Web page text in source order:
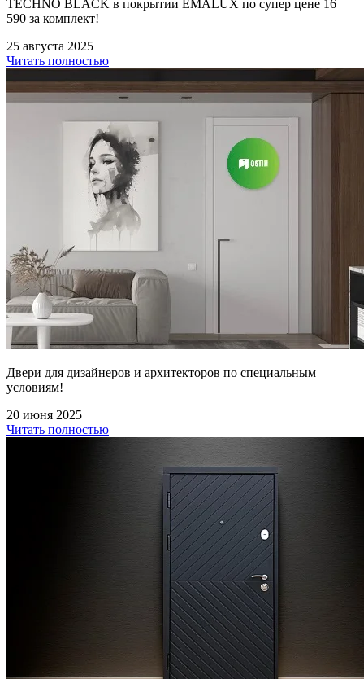
TECHNO BLACK в покрытии EMALUX по супер цене 16
590 за комплект!
25 августа 2025
Читать полностью
Двери для дизайнеров и архитекторов по специальным
условиям!
20 июня 2025
Читать полностью